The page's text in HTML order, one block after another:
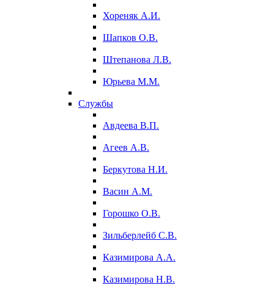
Хореняк А.И.
Шапков О.В.
Штепанова Л.В.
Юрьева М.М.
Службы
Авдеева В.П.
Агеев А.В.
Беркутова Н.И.
Васин А.М.
Горошко О.В.
Зильберлейб С.В.
Казимирова А.А.
Казимирова Н.В.